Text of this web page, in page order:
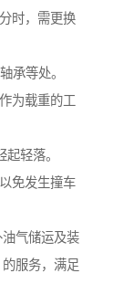
时，需更换
承等处。
为载重的工
轻落。
免发生撞车
气储运及装
服务，满足